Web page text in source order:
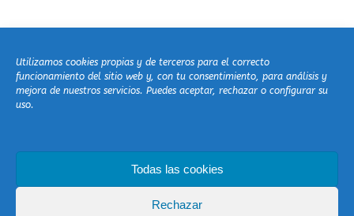
Utilizamos cookies propias y de terceros para el correcto
funcionamiento del sitio web y, con tu consentimiento, para análisis y
mejora de nuestros servicios. Puedes aceptar, rechazar o configurar su
uso.
Todas las cookies
Rechazar